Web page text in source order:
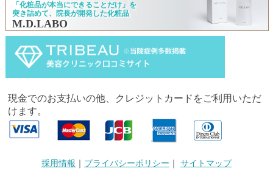
「化粧品が本当にできることだけ」を
突き詰めて、院長が開発した化粧品
M.D.LABO
現金でのお支払いの他、クレジットカードをご利用いただ
けます。
採用情報 ｜ プライバシーポリシー ｜ サイトマップ